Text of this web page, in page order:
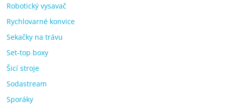
Robotický vysavač
Rychlovarné konvice
Sekačky na trávu
Set-top boxy
Šicí stroje
Sodastream
Sporáky